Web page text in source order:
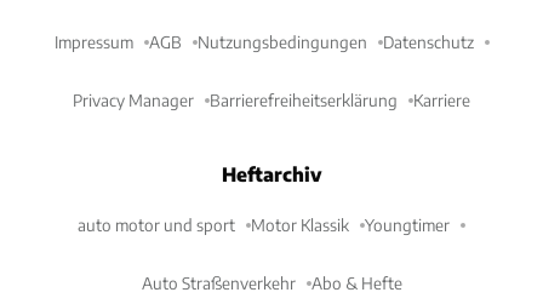
Impressum AGB Nutzungsbedingungen Datenschutz
Privacy Manager Barrierefreiheitserklärung Karriere
Heftarchiv
auto motor und sport Motor Klassik Youngtimer
Auto Straßenverkehr Abo & Hefte